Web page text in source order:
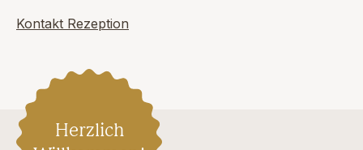
Kontakt Rezeption
Herzlich